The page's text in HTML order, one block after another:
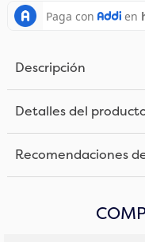
Descripción
Detalles del
Recomendaciones